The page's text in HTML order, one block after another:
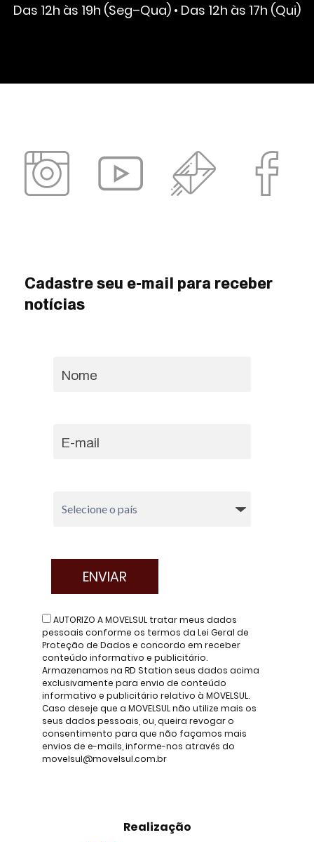
Das 12h às 19h (Seg–Qua) • Das 12h às 17h (Qui)
Cadastre seu e-mail para receber
notícias
AUTORIZO A MOVELSUL tratar meus dados
pessoais conforme os termos da Lei Geral de
Proteção de Dados e concordo em receber
conteúdo informativo e publicitário.
Armazenamos na RD Station seus dados acima
exclusivamente para envio de conteúdo
informativo e publicitário relativo à MOVELSUL.
Caso deseje que a MOVELSUL não utilize mais os
seus dados pessoais, ou, queira revogar o
consentimento para que não façamos mais
envios de e-mails, informe-nos através do
movelsul@movelsul.com.br
Realização